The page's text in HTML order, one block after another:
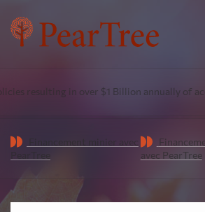
resulting in over $1 Billion annually of
avec PearTree